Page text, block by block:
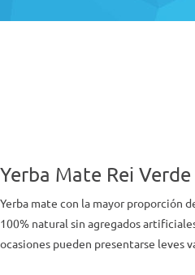
Yerba Mate Rei
Yerba mate con la mayor proporción
100% natural sin agregados
ocasiones pueden presentarse leves